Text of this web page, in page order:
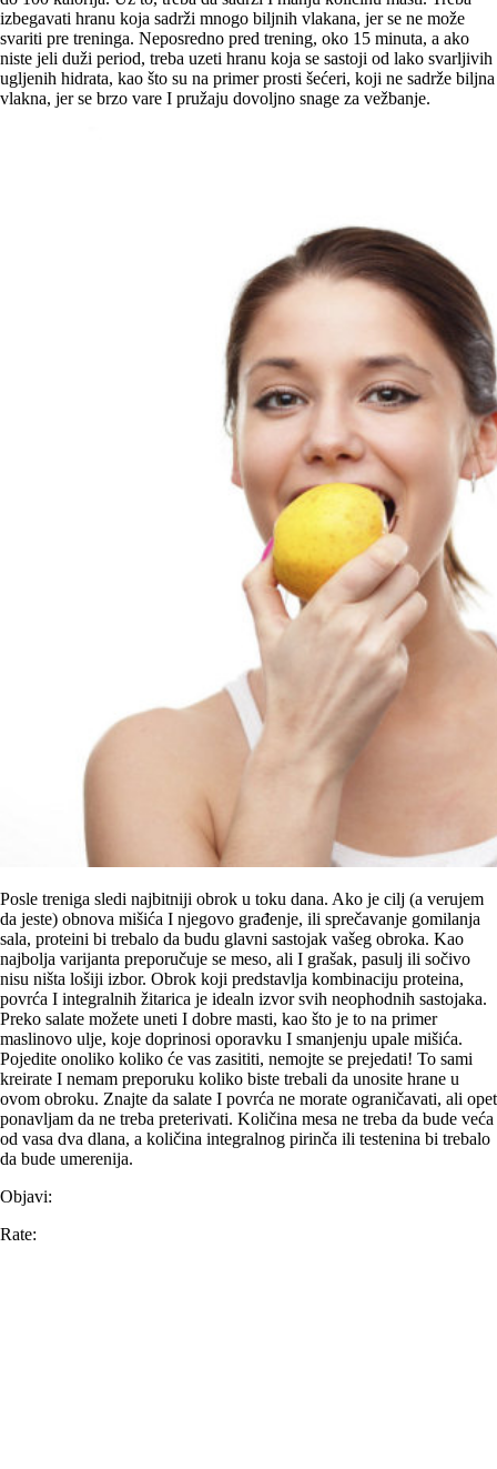
izbegavati hranu koja sadrži mnogo biljnih vlakana, jer se ne može
svariti pre treninga. Neposredno pred trening, oko 15 minuta, a ako
niste jeli duži period, treba uzeti hranu koja se sastoji od lako svarljivih
ugljenih hidrata, kao što su na primer prosti šećeri, koji ne sadrže biljna
vlakna, jer se brzo vare I pružaju dovoljno snage za vežbanje.
Posle treniga sledi najbitniji obrok u toku dana. Ako je cilj (a verujem
da jeste) obnova mišića I njegovo građenje, ili sprečavanje gomilanja
sala, proteini bi trebalo da budu glavni sastojak vašeg obroka. Kao
najbolja varijanta preporučuje se meso, ali I grašak, pasulj ili sočivo
nisu ništa lošiji izbor. Obrok koji predstavlja kombinaciju proteina,
povrća I integralnih žitarica je idealn izvor svih neophodnih sastojaka.
Preko salate možete uneti I dobre masti, kao što je to na primer
maslinovo ulje, koje doprinosi oporavku I smanjenju upale mišića.
Pojedite onoliko koliko će vas zasititi, nemojte se prejedati! To sami
kreirate I nemam preporuku koliko biste trebali da unosite hrane u
ovom obroku. Znajte da salate I povrća ne morate ograničavati, ali opet
ponavljam da ne treba preterivati. Količina mesa ne treba da bude veća
od vasa dva dlana, a količina integralnog pirinča ili testenina bi trebalo
da bude umerenija.
Objavi:
Rate: